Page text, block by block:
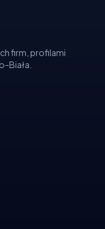
firm, profilami
Biała.